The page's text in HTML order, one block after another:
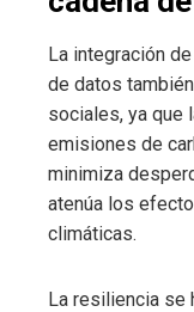
La integración
de datos
sociales, ya que
emisiones de
minimiza
atenúa los
climáticas.
La resiliencia se